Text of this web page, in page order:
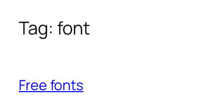
Tag: font
Free fonts